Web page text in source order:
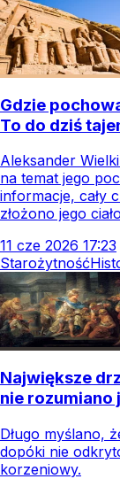
Gdzie
To do dziś
Aleksander
na temat jego
informacje, cały
złożono jego
11 cze 2026 17:23
Starożytność
Największe
nie rozumiano
Długo myślano,
dopóki nie
korzeniowy.